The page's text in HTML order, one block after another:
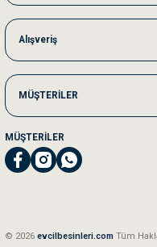
Ufak bir sorun harici sorun
Alışveriş
MÜŞTERİLER
MÜŞTERİLER
© 2026 evcilbesinleri.com Tüm